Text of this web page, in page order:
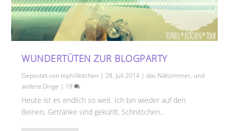
WUNDERTÜTEN ZUR BLOGPARTY
Gepostet vontophillkitchen |28. Juli 2014 |das Nähzimmer, und
andere Dinge | 19
Heute ist es endlich so weit. Ich bin wieder auf den
Beinen, Getränke sind gekühlt, Schnittchen...